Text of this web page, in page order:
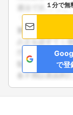
１分で
で登